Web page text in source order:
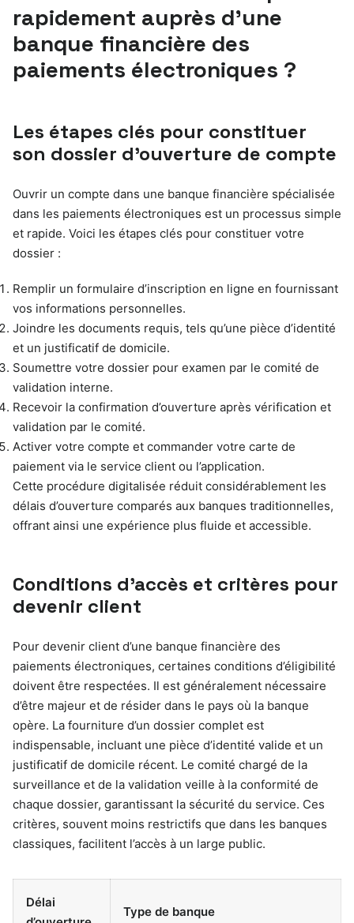
rapidement auprès d’une
banque financière des
paiements électroniques ?
Les étapes clés pour constituer
son dossier d’ouverture de compte
Ouvrir un compte dans une banque financière spécialisée
dans les paiements électroniques est un processus simple
et rapide. Voici les étapes clés pour constituer votre
dossier :
Remplir un formulaire d’inscription en ligne en fournissant
vos informations personnelles.
Joindre les documents requis, tels qu’une pièce d’identité
et un justificatif de domicile.
Soumettre votre dossier pour examen par le comité de
validation interne.
Recevoir la confirmation d’ouverture après vérification et
validation par le comité.
Activer votre compte et commander votre carte de
paiement via le service client ou l’application.
Cette procédure digitalisée réduit considérablement les
délais d’ouverture comparés aux banques traditionnelles,
offrant ainsi une expérience plus fluide et accessible.
Conditions d’accès et critères pour
devenir client
Pour devenir client d’une banque financière des
paiements électroniques, certaines conditions d’éligibilité
doivent être respectées. Il est généralement nécessaire
d’être majeur et de résider dans le pays où la banque
opère. La fourniture d’un dossier complet est
indispensable, incluant une pièce d’identité valide et un
justificatif de domicile récent. Le comité chargé de la
surveillance et de la validation veille à la conformité de
chaque dossier, garantissant la sécurité du service. Ces
critères, souvent moins restrictifs que dans les banques
classiques, facilitent l’accès à un large public.
Délai
Type de banque